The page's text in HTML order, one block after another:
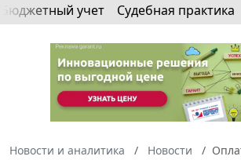
Бюджетный учет Судебная практика
Новости и аналитика Новости